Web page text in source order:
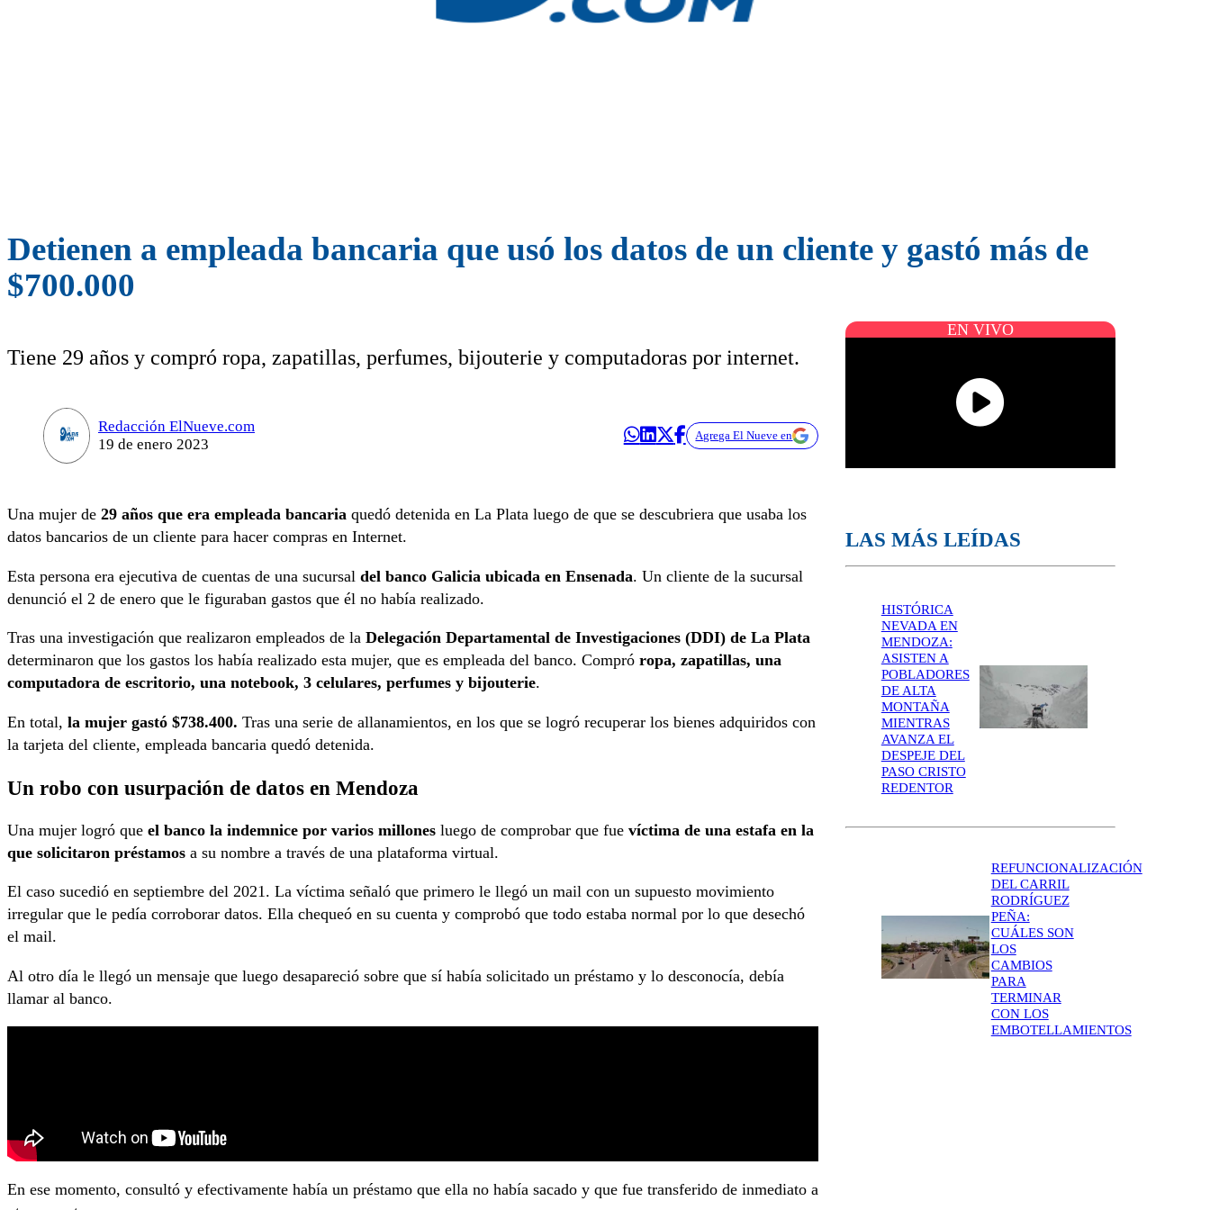
Detienen a empleada bancaria que usó los datos de un cliente y gastó más de
$700.000
Tiene 29 años y compró ropa, zapatillas, perfumes, bijouterie y computadoras por internet.
Redacción ElNueve.com
19 de enero 2023
Agrega El Nueve en
Una mujer de 29 años que era empleada bancaria quedó detenida en La Plata luego de que se descubriera que usaba los
datos bancarios de un cliente para hacer compras en Internet.
Esta persona era ejecutiva de cuentas de una sucursal del banco Galicia ubicada en Ensenada. Un cliente de la sucursal
denunció el 2 de enero que le figuraban gastos que él no había realizado.
Tras una investigación que realizaron empleados de la Delegación Departamental de Investigaciones (DDI) de La Plata
determinaron que los gastos los había realizado esta mujer, que es empleada del banco. Compró ropa, zapatillas, una
computadora de escritorio, una notebook, 3 celulares, perfumes y bijouterie.
En total, la mujer gastó $738.400. Tras una serie de allanamientos, en los que se logró recuperar los bienes adquiridos con
la tarjeta del cliente, empleada bancaria quedó detenida.
Un robo con usurpación de datos en Mendoza
Una mujer logró que el banco la indemnice por varios millones luego de comprobar que fue víctima de una estafa en la
que solicitaron préstamos a su nombre a través de una plataforma virtual.
El caso sucedió en septiembre del 2021. La víctima señaló que primero le llegó un mail con un supuesto movimiento
irregular que le pedía corroborar datos. Ella chequeó en su cuenta y comprobó que todo estaba normal por lo que desechó
el mail.
Al otro día le llegó un mensaje que luego desapareció sobre que sí había solicitado un préstamo y lo desconocía, debía
llamar al banco.
En ese momento, consultó y efectivamente había un préstamo que ella no había sacado y que fue transferido de inmediato a
EN VIVO
LAS MÁS LEÍDAS
HISTÓRICA
NEVADA EN
MENDOZA:
ASISTEN A
POBLADORES
DE ALTA
MONTAÑA
MIENTRAS
AVANZA EL
DESPEJE DEL
PASO CRISTO
REDENTOR
REFUNCIONALIZACIÓN
DEL CARRIL
RODRÍGUEZ
PEÑA:
CUÁLES SON
LOS
CAMBIOS
PARA
TERMINAR
CON LOS
EMBOTELLAMIENTOS